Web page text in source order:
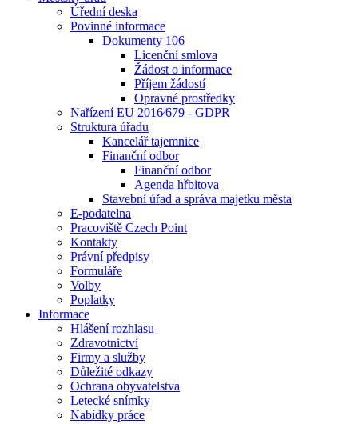
Úřední deska
Povinné informace
Dokumenty 106
Licenční smlova
Žádost o informace
Příjem žádostí
Opravné prostředky
Nařízení EU 2016⁄679 - GDPR
Struktura úřadu
Kancelář tajemnice
Finanční odbor
Finanční odbor
Agenda hřbitova
Stavební úřad a správa majetku města
E-podatelna
Pracoviště Czech Point
Kontakty
Právní předpisy
Formuláře
Volby
Poplatky
Informace
Hlášení rozhlasu
Zdravotnictví
Firmy a služby
Důležité odkazy
Ochrana obyvatelstva
Letecké snímky
Nabídky práce